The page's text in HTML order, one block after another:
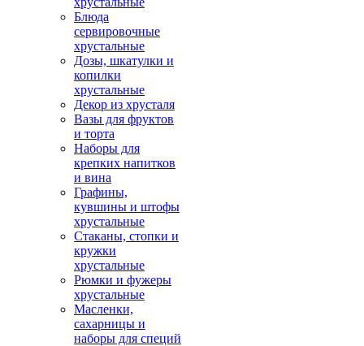
Блюда
сервировочные
хрустальные
Дозы, шкатулки и
копилки
хрустальные
Декор из хрусталя
Вазы для фруктов
и торта
Наборы для
крепких напитков
и вина
Графины,
кувшины и штофы
хрустальные
Стаканы, стопки и
кружки
хрустальные
Рюмки и фужеры
хрустальные
Масленки,
сахарницы и
наборы для специй